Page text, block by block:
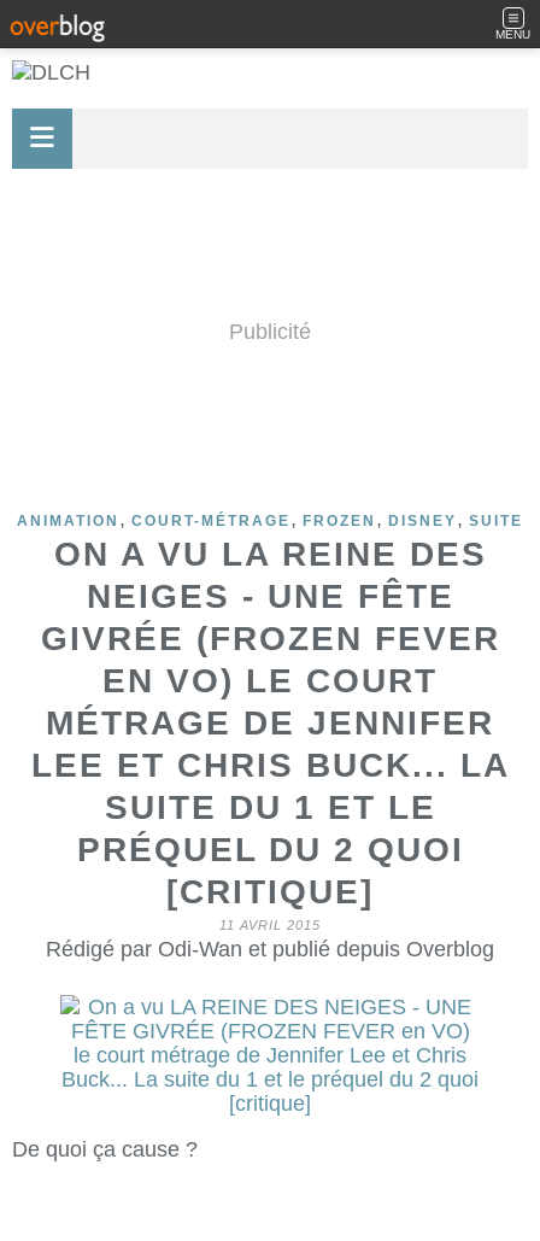
MENU
Publicité
ANIMATION , COURT-MÉTRAGE , FROZEN , DISNEY , SUITE
ON A VU LA REINE DES
NEIGES - UNE FÊTE
GIVRÉE (FROZEN FEVER
EN VO) LE COURT
MÉTRAGE DE JENNIFER
LEE ET CHRIS BUCK... LA
SUITE DU 1 ET LE
PRÉQUEL DU 2 QUOI
[CRITIQUE]
11 AVRIL 2015
Rédigé par Odi-Wan et publié depuis Overblog
De quoi ça cause ?